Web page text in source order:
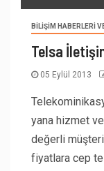
BILIŞIM HABERLERI
Telsa
05 Eylül 2013
yana hizmet
değerli
fiyatlara cep